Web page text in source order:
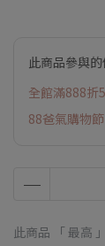
此商品參與
全館滿888折
88爸氣購物節
此商品 「 最高